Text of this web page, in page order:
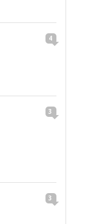
4
3
3